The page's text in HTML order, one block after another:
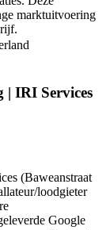
marktuitvoering
| IRI Services
(Baweanstraat
loodgieter
Google